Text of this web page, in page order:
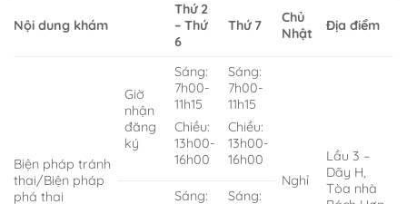
Nội dung khám
Thứ 2
– Thứ
6
Thứ 7
Chủ
Nhật
Địa điểm
Biện pháp tránh
thai/Biện pháp
phá thai
Giờ
nhận
đăng
ký
Sáng:
7h00-
11h15
Chiều:
13h00-
16h00
Sáng:
7h00-
11h15
Chiều:
13h00-
16h00
Nghỉ
Lầu 3 –
Dãy H,
Tòa nhà
Sáng: Sáng: